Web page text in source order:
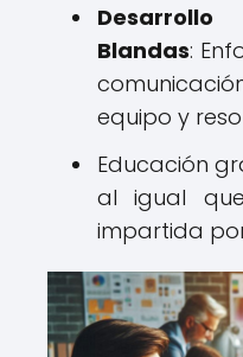
Blandas:
equipo y
Educación
al igual
impartida